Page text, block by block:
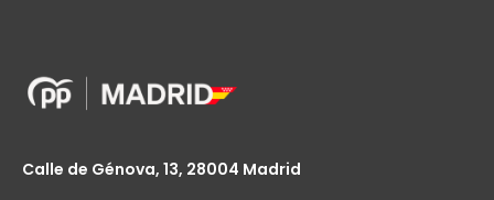
Calle de Génova, 13, 28004 Madrid